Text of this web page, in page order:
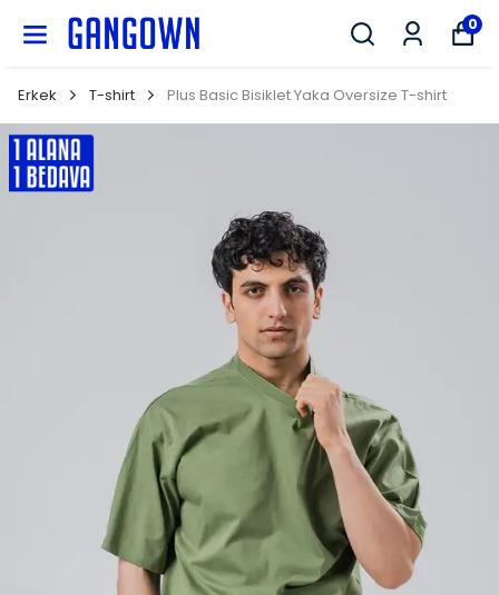
0
Erkek T-shirt Plus Basic Bisiklet Yaka Oversize T-shirt